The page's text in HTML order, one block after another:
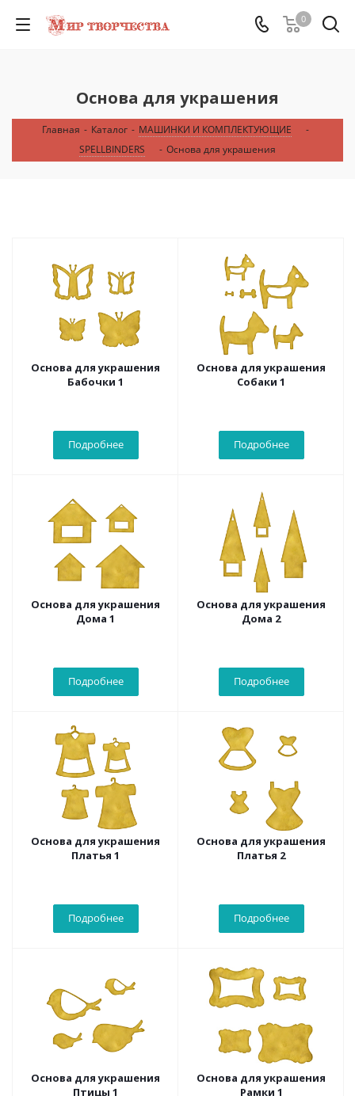
0
Основа для украшения
Главная - Каталог - МАШИНКИ И КОМПЛЕКТУЮЩИЕ
-
SPELLBINDERS
- Основа для украшения
Основа для украшения
Бабочки 1
Подробнее
Основа для украшения
Собаки 1
Подробнее
Основа для украшения
Дома 1
Подробнее
Основа для украшения
Дома 2
Подробнее
Основа для украшения
Платья 1
Подробнее
Основа для украшения
Платья 2
Подробнее
Основа для украшения
Птицы 1
Основа для украшения
Рамки 1